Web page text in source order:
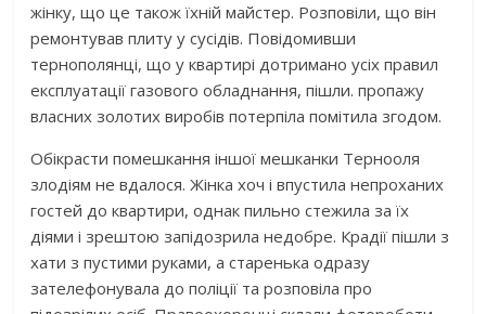
жінку, що це також їхній майстер. Розповіли, що він
ремонтував плиту у сусідів. Повідомивши
тернополянці, що у квартирі дотримано усіх правил
експлуатації газового обладнання, пішли. пропажу
власних золотих виробів потерпіла помітила згодом.
Обікрасти помешкання іншої мешканки Тернооля
злодіям не вдалося. Жінка хоч і впустила непроханих
гостей до квартири, однак пильно стежила за їх
діями і зрештою запідозрила недобре. Крадії пішли з
хати з пустими руками, а старенька одразу
зателефонувала до поліції та розповіла про